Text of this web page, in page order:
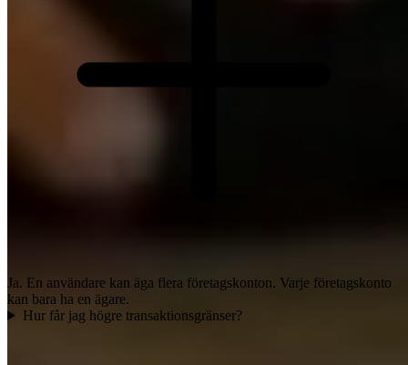
Ja. En användare kan äga flera företagskonton. Varje företagskonto
kan bara ha en ägare.
Hur får jag högre transaktionsgränser?